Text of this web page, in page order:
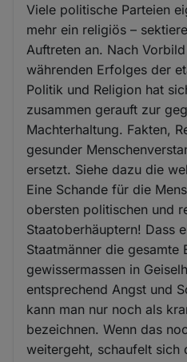
Viele politische Parteien
mehr ein religiös –
Auftreten an. Nach
währenden Erfolges der
Politik und Religion hat
zusammen gerauft zur
Machterhaltung. Fakten,
gesunder
ersetzt. Siehe dazu die
Eine Schande für die
obersten politischen und
Staatoberhäuptern! Dass
Staatmänner die gesamte
gewissermassen in
entsprechend Angst und
kann man nur noch als
bezeichnen. Wenn das
weitergeht, schaufelt sich